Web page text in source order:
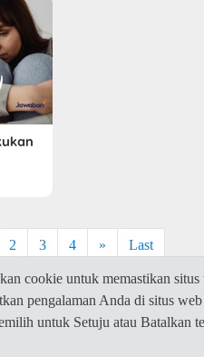
2 3 4 » Last
cookie untuk memastikan
pengalaman Anda di situs
untuk Setuju atau Batalkan
-Privacy Policy